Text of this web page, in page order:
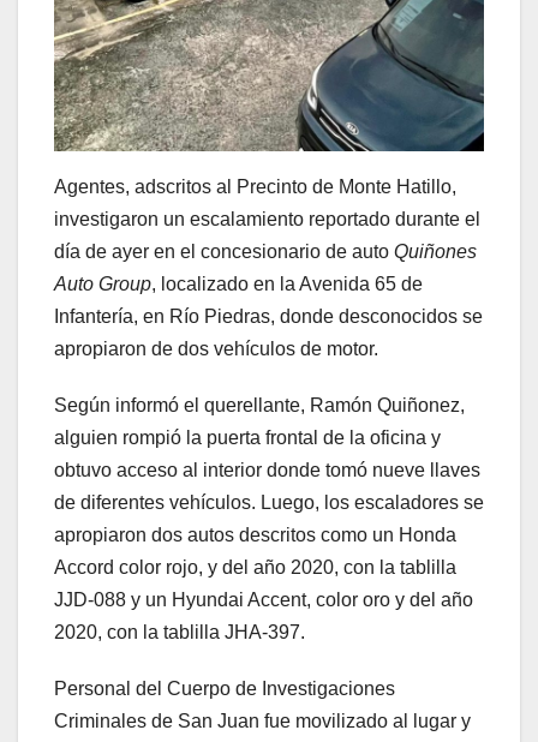
Agentes, adscritos al Precinto de Monte Hatillo,
investigaron un escalamiento reportado durante el
día de ayer en el concesionario de auto Quiñones
Auto Group, localizado en la Avenida 65 de
Infantería, en Río Piedras, donde desconocidos se
apropiaron de dos vehículos de motor.
Según informó el querellante, Ramón Quiñonez,
alguien rompió la puerta frontal de la oficina y
obtuvo acceso al interior donde tomó nueve llaves
de diferentes vehículos. Luego, los escaladores se
apropiaron dos autos descritos como un Honda
Accord color rojo, y del año 2020, con la tablilla
JJD-088 y un Hyundai Accent, color oro y del año
2020, con la tablilla JHA-397.
Personal del Cuerpo de Investigaciones
Criminales de San Juan fue movilizado al lugar y